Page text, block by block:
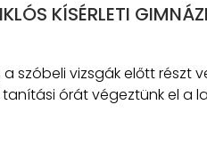
KÍSÉRLETI
vizsgák előtt részt
órát végeztünk el a